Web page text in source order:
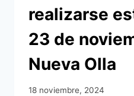
realizarse
23 de
Nueva Olla
18 noviembre, 2024